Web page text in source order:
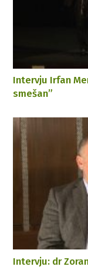
Intervju Irfan
smešan”
Intervju: dr